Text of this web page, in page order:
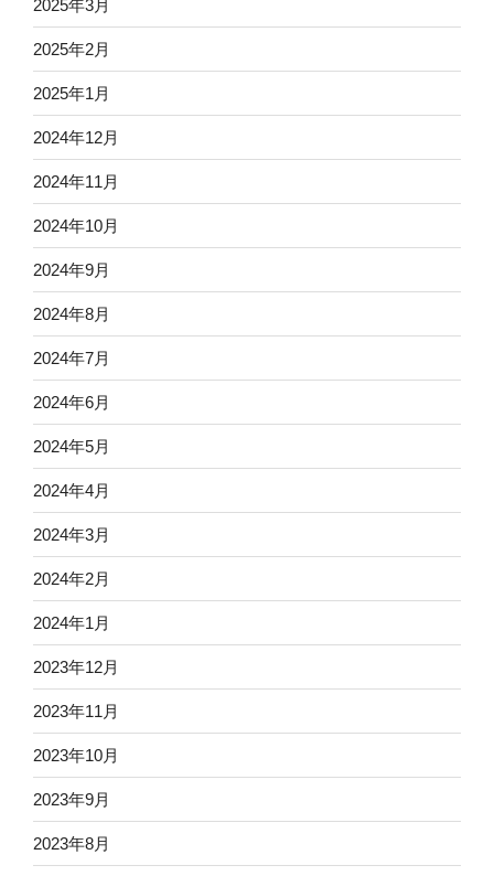
2025年3月
2025年2月
2025年1月
2024年12月
2024年11月
2024年10月
2024年9月
2024年8月
2024年7月
2024年6月
2024年5月
2024年4月
2024年3月
2024年2月
2024年1月
2023年12月
2023年11月
2023年10月
2023年9月
2023年8月